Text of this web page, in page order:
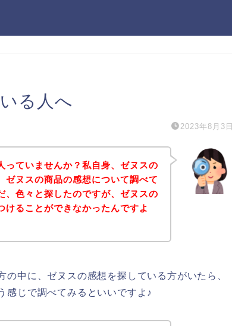
る人へ
2023年8月3日
っていませんか？私自身、ゼヌスの
ゼヌスの商品の感想について調べて
、色々と探したのですが、ゼヌスの
けることができなかったんですよ
中に、ゼヌスの感想を探している方がいたら、
じで調べてみるといいですよ♪